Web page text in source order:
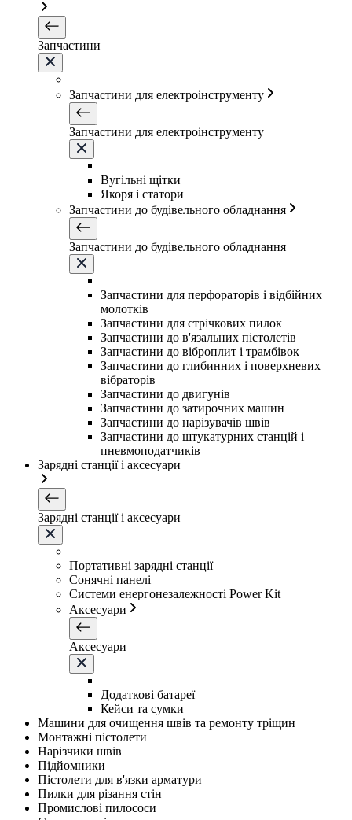
Запчастини
Запчастини для електроінструменту
Запчастини для електроінструменту
Вугільні щітки
Якоря і статори
Запчастини до будівельного обладнання
Запчастини до будівельного обладнання
Запчастини для перфораторів і відбійних
молотків
Запчастини для стрічкових пилок
Запчастини до в'язальних пістолетів
Запчастини до віброплит і трамбівок
Запчастини до глибинних і поверхневих
вібраторів
Запчастини до двигунів
Запчастини до затирочних машин
Запчастини до нарізувачів швів
Запчастини до штукатурних станцій і
пневмоподатчиків
Зарядні станції і аксесуари
Зарядні станції і аксесуари
Портативні зарядні станції
Сонячні панелі
Системи енергонезалежності Power Kit
Аксесуари
Аксесуари
Додаткові батареї
Кейси та сумки
Машини для очищення швів та ремонту тріщин
Монтажні пістолети
Нарізчики швів
Підйомники
Пістолети для в'язки арматури
Пилки для різання стін
Промислові пилососи